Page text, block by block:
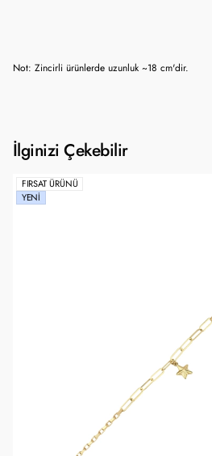
Not: Zincirli ürünlerde uzunluk ~18 cm'dir.
İlginizi Çekebilir
FIRSAT ÜRÜNÜ
YENI